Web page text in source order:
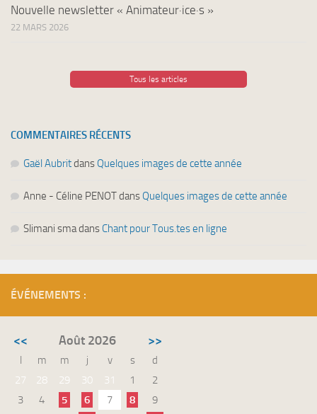
Nouvelle newsletter « Animateur·ice·s »
22 MARS 2026
Tous les articles
COMMENTAIRES RÉCENTS
Gaël Aubritdans Quelques images de cette année
Anne - Céline PENOTdans Quelques images de cette année
Slimani smadans Chant pour Tous.tes en ligne
ÉVÉNEMENTS :
<< Août 2026 >>
l m m j v s
d
27
28 29 30 31 1
2
3
4 5 6 7 8
9